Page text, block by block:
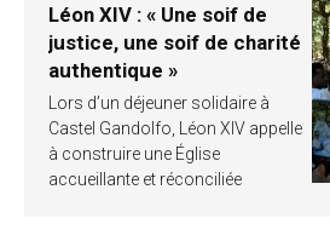
Léon XIV : « Une soif de
justice, une soif de charité
authentique »
Lors d’un déjeuner solidaire à
Castel Gandolfo, Léon XIV appelle
à construire une Église
accueillante et réconciliée